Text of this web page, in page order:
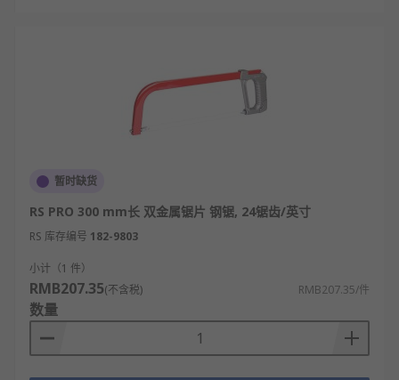
欢迎查看和订购RS的手锯及相关产品，订购现货24小
时内发货，线上下单满额免运费。
暂时缺货
RS PRO 300 mm长 双金属锯片 钢锯, 24锯齿/英寸
RS 库存编号 182-9803
小计（1 件）
RMB207.35(不含税) RMB207.35/件
数量